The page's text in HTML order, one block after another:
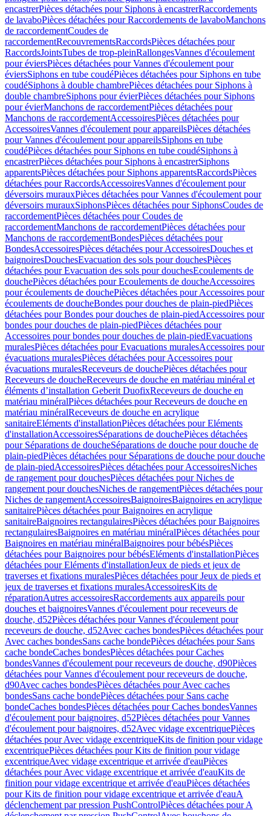
encastrerPièces détachées pour Siphons à encastrerRaccordements
de lavaboPièces détachées pour Raccordements de lavaboManchons
de raccordementCoudes de
raccordementRecouvrementsRaccordsPièces détachées pour
RaccordsJointsTubes de trop-pleinRallongesVannes d'écoulement
pour éviersPièces détachées pour Vannes d'écoulement pour
éviersSiphons en tube coudéPièces détachées pour Siphons en tube
coudéSiphons à double chambrePièces détachées pour Siphons à
double chambreSiphons pour évierPièces détachées pour Siphons
pour évierManchons de raccordementPièces détachées pour
Manchons de raccordementAccessoiresPièces détachées pour
AccessoiresVannes d'écoulement pour appareilsPièces détachées
pour Vannes d'écoulement pour appareilsSiphons en tube
coudéPièces détachées pour Siphons en tube coudéSiphons à
encastrerPièces détachées pour Siphons à encastrerSiphons
apparentsPièces détachées pour Siphons apparentsRaccordsPièces
détachées pour RaccordsAccessoiresVannes d'écoulement pour
déversoirs murauxPièces détachées pour Vannes d'écoulement pour
déversoirs murauxSiphonsPièces détachées pour SiphonsCoudes de
raccordementPièces détachées pour Coudes de
raccordementManchons de raccordementPièces détachées pour
Manchons de raccordementBondesPièces détachées pour
BondesAccessoiresPièces détachées pour AccessoiresDouches et
baignoiresDouchesEvacuation des sols pour douchesPièces
détachées pour Evacuation des sols pour douchesEcoulements de
douchePièces détachées pour Ecoulements de doucheAccessoires
pour écoulements de douchePièces détachées pour Accessoires pour
écoulements de doucheBondes pour douches de plain-piedPièces
détachées pour Bondes pour douches de plain-piedAccessoires pour
bondes pour douches de plain-piedPièces détachées pour
Accessoires pour bondes pour douches de plain-piedEvacuations
muralesPièces détachées pour Evacuations muralesAccessoires pour
évacuations muralesPièces détachées pour Accessoires pour
évacuations muralesReceveurs de douchePièces détachées pour
Receveurs de doucheReceveurs de douche en matériau minéral et
éléments d’installation Geberit DuofixReceveurs de douche en
matériau minéralPièces détachées pour Receveurs de douche en
matériau minéralReceveurs de douche en acrylique
sanitaireEléments d'installationPièces détachées pour Eléments
d'installationAccessoiresSéparations de douchePièces détachées
pour Séparations de doucheSéparations de douche pour douche de
plain-piedPièces détachées pour Séparations de douche pour douche
de plain-piedAccessoiresPièces détachées pour AccessoiresNiches
de rangement pour douchesPièces détachées pour Niches de
rangement pour douchesNiches de rangementPièces détachées pour
Niches de rangementAccessoiresBaignoiresBaignoires en acrylique
sanitairePièces détachées pour Baignoires en acrylique
sanitaireBaignoires rectangulairesPièces détachées pour Baignoires
rectangulairesBaignoires en matériau minéralPièces détachées pour
Baignoires en matériau minéralBaignoires pour bébésPièces
détachées pour Baignoires pour bébésEléments d'installationPièces
détachées pour Eléments d'installationJeux de pieds et jeux de
traverses et fixations muralesPièces détachées pour Jeux de pieds et
jeux de traverses et fixations muralesAccessoiresKits de
réparationAutres accessoiresRaccordements aux appareils pour
douches et baignoiresVannes d'écoulement pour receveurs de
douche, d52Pièces détachées pour Vannes d'écoulement pour
receveurs de douche, d52Avec caches bondesPièces détachées pour
Avec caches bondesSans cache bondePièces détachées pour Sans
cache bondeCaches bondesPièces détachées pour Caches
bondesVannes d'écoulement pour receveurs de douche, d90Pièces
détachées pour Vannes d'écoulement pour receveurs de douche,
d90Avec caches bondesPièces détachées pour Avec caches
bondesSans cache bondePièces détachées pour Sans cache
bondeCaches bondesPièces détachées pour Caches bondesVannes
d'écoulement pour baignoires, d52Pièces détachées pour Vannes
d'écoulement pour baignoires, d52Avec vidage excentriquePièces
détachées pour Avec vidage excentriqueKits de finition pour vidage
excentriquePièces détachées pour Kits de finition pour vidage
excentriqueAvec vidage excentrique et arrivée d'eauPièces
détachées pour Avec vidage excentrique et arrivée d'eauKits de
finition pour vidage excentrique et arrivée d'eauPièces détachées
pour Kits de finition pour vidage excentrique et arrivée d'eauA
déclenchement par pression PushControlPièces détachées pour A